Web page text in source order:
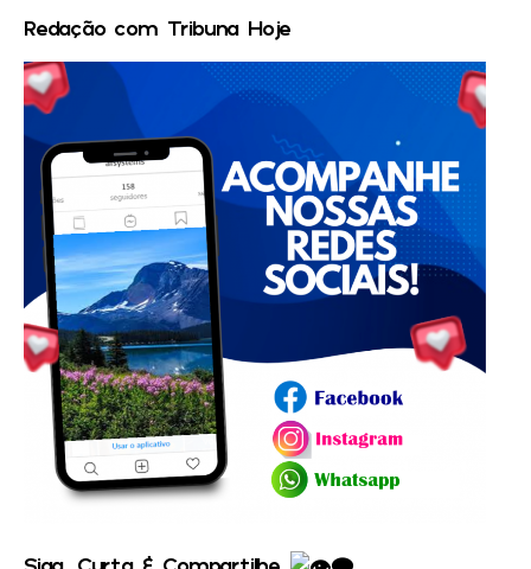
Redação com Tribuna Hoje